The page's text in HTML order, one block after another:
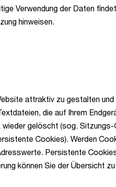
Verwendung der Daten
hinweisen.
attraktiv zu gestalten
die auf Ihrem
gelöscht (sog.
Cookies). Werden
Persistente
können Sie der Übersicht